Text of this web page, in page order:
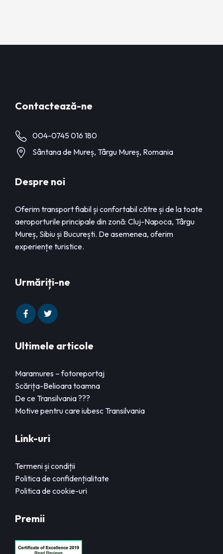
Contactează-ne
004-0745 016 180
Sântana de Mureș, Târgu Mureș, Romania
Despre noi
Oferim transport fiabil și confortabil către și de la toate
aeroporturile principale din zonă: Cluj-Napoca, Târgu
Mureș, Sibiu și București. De asemenea, oferim
experiențe turistice.
Urmăriți-ne
Ultimele articole
Maramures – fotoreportaj
Scărița-Belioara toamna
De ce Transilvania ???
Motive pentru care iubesc Transilvania
Link-uri
Termeni și condiții
Politica de confidențialitate
Politica de cookie-uri
Premii